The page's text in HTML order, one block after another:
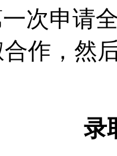
次申请
作，然
录